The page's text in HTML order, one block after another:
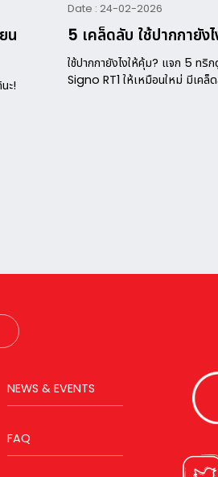
น
ะ!
Date : 24-02-2026
5 เคล็ดลับ ใช้ปากกายัง
ใช้ปากกายังไงให้คุ้ม? แจก 5 ท
Signo RT1 ให้เหมือนใหม่ มีเคล็ด
NEWS & EVENTS
FAQ